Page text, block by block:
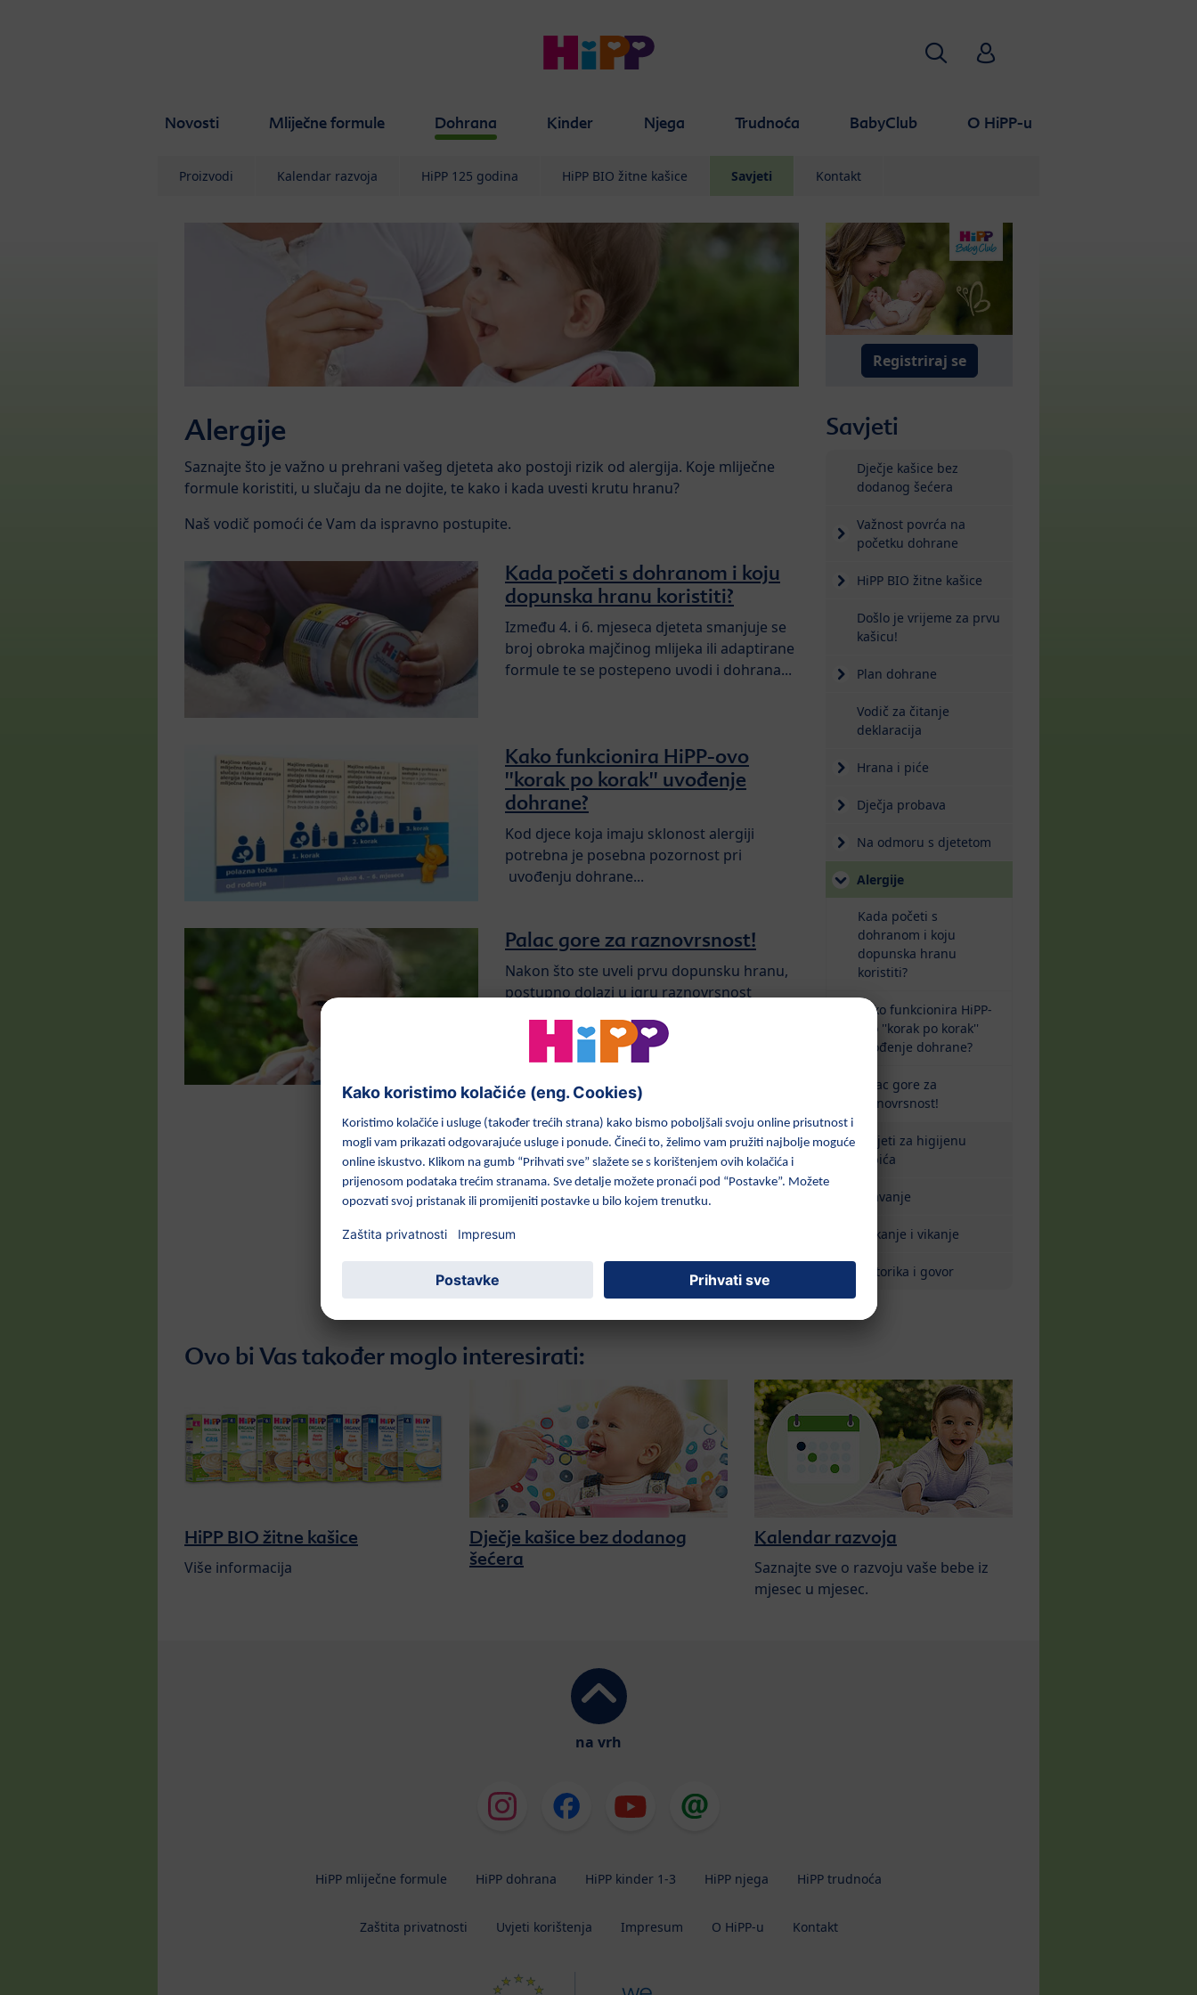
Novosti Mliječne formule Dohrana Kinder Njega Trudnoća BabyClub O HiPP-u
Pretraživanje
HiPP Babyclub
Proizvodi Kalendar razvoja HiPP 125 godina HiPP BIO žitne kašice Savjeti Kontakt
Alergije
Saznajte što je važno u prehrani vašeg djeteta ako postoji rizik od alergija. Koje mliječne
formule koristiti, u slučaju da ne dojite, te kako i kada uvesti krutu hranu?
Naš vodič pomoći će Vam da ispravno postupite.
Kada početi s dohranom i koju
dopunska hranu koristiti?
Između 4. i 6. mjeseca djeteta smanjuje se
broj obroka majčinog mlijeka ili adaptirane
formule te se postepeno uvodi i dohrana...
Kako funkcionira HiPP-ovo
''korak po korak'' uvođenje
dohrane?
Kod djece koja imaju sklonost alergiji
potrebna je posebna pozornost pri
uvođenju dohrane...
Palac gore za raznovrsnost!
Nakon što ste uveli prvu dopunsku hranu,
postupno dolazi u igru raznovrsnost
Registriraj se
Savjeti
Dječje kašice bez
dodanog šećera
Važnost povrća na
početku dohrane
HiPP BIO žitne kašice
Došlo je vrijeme za prvu
kašicu!
Plan dohrane
Vodič za čitanje
deklaracija
Hrana i piće
Dječja probava
Na odmoru s djetetom
Alergije(current)
Kada početi s
dohranom i koju
dopunska hranu
koristiti?
Kako funkcionira HiPP-
ovo ''korak po korak''
uvođenje dohrane?
Palac gore za
raznovrsnost!
Savjeti za higijenu
zubića
Spavanje
Plakanje i vikanje
Motorika i govor
Ovo bi Vas također moglo interesirati:
HiPP BIO žitne kašice
Više informacija
Dječje kašice bez dodanog
šećera
Kalendar razvoja
Saznajte sve o razvoju vaše bebe iz
mjesec u mjesec.
na vrh
HiPP mliječne formule HiPP dohrana HiPP kinder 1-3 HiPP njega HiPP trudnoća
Zaštita privatnosti Uvjeti korištenja Impresum O HiPP-u Kontakt